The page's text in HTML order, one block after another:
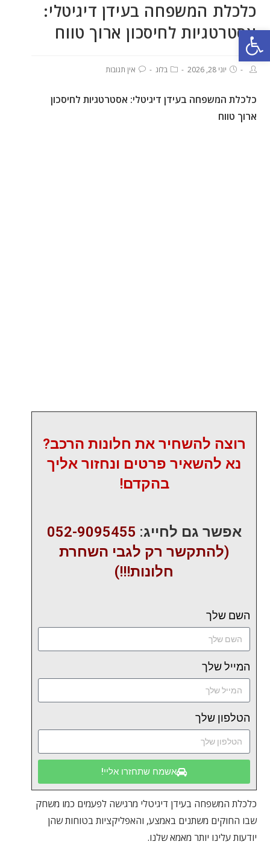
פתח סרגל נגישות
כלכלת המשפחה בעידן דיגיטלי:
אסטרטגיות לחיסכון ארוך טווח
יוני 28, 2026 בלוג אין תגובות
כלכלת המשפחה בעידן דיגיטלי: אסטרטגיות לחיסכון
ארוך טווח
רוצה להשחיר את חלונות הרכב?
נא להשאיר פרטים ונחזור אליך
בהקדם!
אפשר גם לחייג: 052-9095455
(להתקשר רק לגבי השחרת
חלונות!!!)
השם שלך
המייל שלך
הטלפון שלך
אשמח שתחזרו אליי!
כלכלת המשפחה בעידן דיגיטלי מרגישה לפעמים כמו משחק
שבו החוקים משתנים באמצע, והאפליקציות בטוחות שהן
יודעות עלינו יותר מאמא שלנו.